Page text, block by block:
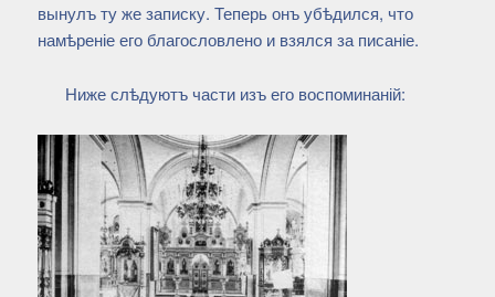
вынулъ ту же записку. Теперь онъ убѣдился, что
намѣреніе его благословлено и взялся за писаніе.
Ниже слѣдуютъ части изъ его воспоминаній: